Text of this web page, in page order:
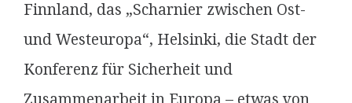
Finnland, das „Scharnier zwischen Ost-
und Westeuropa“, Helsinki, die Stadt der
Konferenz für Sicherheit und